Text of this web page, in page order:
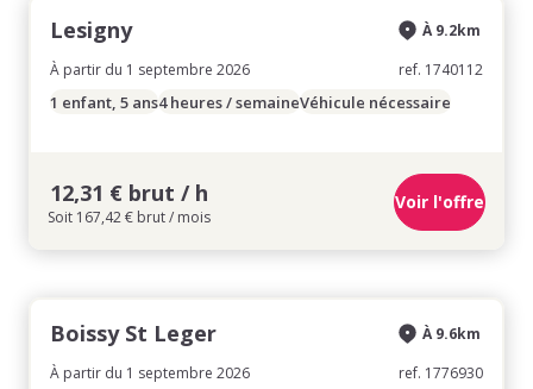
Lesigny
À partir du 1 septembre 2026
À 9.2km
ref. 1740112
1 enfant, 5 ans4 heures / semaineVéhicule nécessaire
12,31 € brut / h
Soit 167,42 € brut / mois
Voir l'offre
Boissy St Leger
À partir du 1 septembre 2026
À 9.6km
ref. 1776930